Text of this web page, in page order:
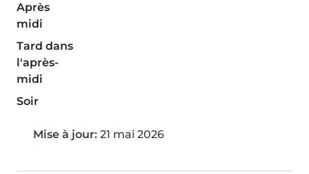
Après
midi
Tard dans
l'après-
midi
Soir
Mise à jour: 21 mai 2026